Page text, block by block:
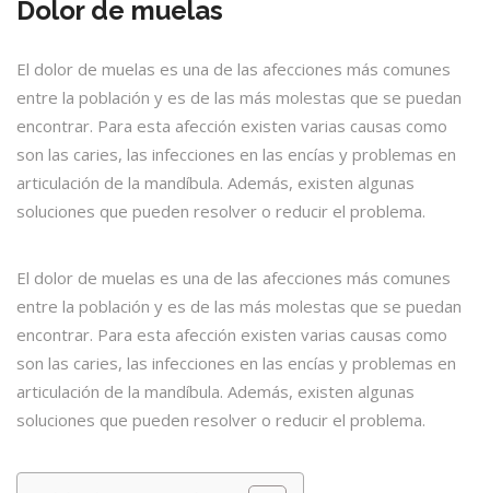
Dolor de muelas
El dolor de muelas es una de las afecciones más comunes
entre la población y es de las más molestas que se puedan
encontrar. Para esta afección existen varias causas como
son las caries, las infecciones en las encías y problemas en
articulación de la mandíbula. Además, existen algunas
soluciones que pueden resolver o reducir el problema.
El dolor de muelas es una de las afecciones más comunes
entre la población y es de las más molestas que se puedan
encontrar. Para esta afección existen varias causas como
son las caries, las infecciones en las encías y problemas en
articulación de la mandíbula. Además, existen algunas
soluciones que pueden resolver o reducir el problema.